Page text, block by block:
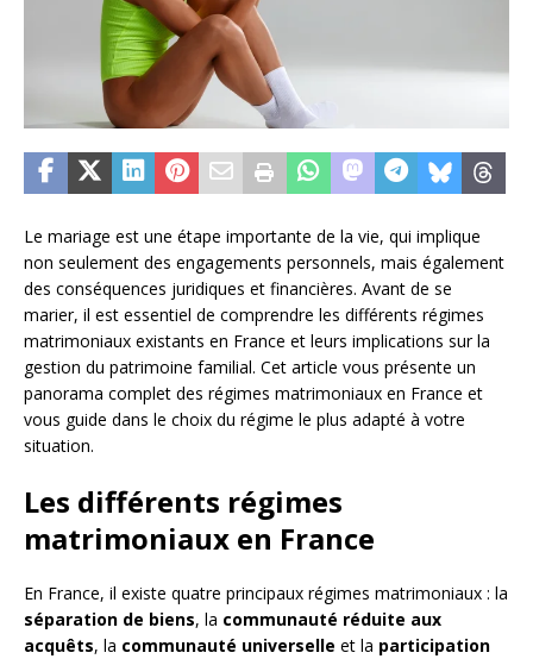
Le mariage est une étape importante de la vie, qui implique
non seulement des engagements personnels, mais également
des conséquences juridiques et financières. Avant de se
marier, il est essentiel de comprendre les différents régimes
matrimoniaux existants en France et leurs implications sur la
gestion du patrimoine familial. Cet article vous présente un
panorama complet des régimes matrimoniaux en France et
vous guide dans le choix du régime le plus adapté à votre
situation.
Les différents régimes
matrimoniaux en France
En France, il existe quatre principaux régimes matrimoniaux : la
séparation de biens, la communauté réduite aux
acquêts, la communauté universelle et la participation